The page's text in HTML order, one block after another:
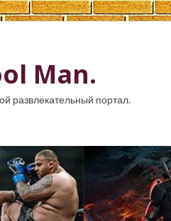
Man.
развлекательный портал.